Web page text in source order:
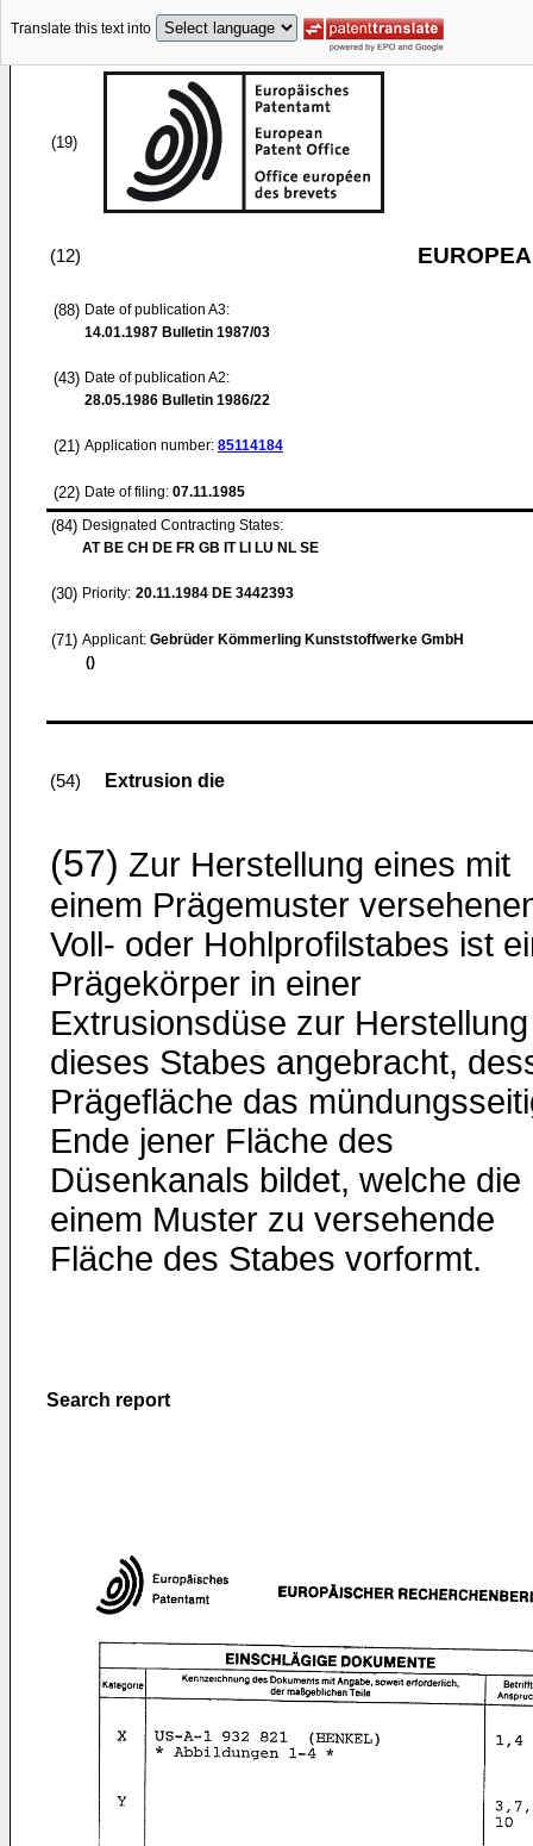
Translate this text into
(19)
(12)
(88) Date of publication A3:
14.01.1987 Bulletin 1987/03
(43) Date of publication A2:
28.05.1986 Bulletin 1986/22
(21) Application number: 85114184
(22) Date of filing: 07.11.1985
(84) Designated Contracting States:
AT BE CH DE FR GB IT LI LU NL SE
(30) Priority: 20.11.1984 DE 3442393
(71) Applicant: Gebrüder Kömmerling Kunststoffwerke GmbH
()
(54) Extrusion die
(57) Zur Herstellung eines mit
einem Prägemuster
Voll- oder Hohlprofilstabes ist
Prägekörper in einer
Extrusionsdüse zur Herstellung
dieses Stabes angebracht,
Prägefläche das
Ende jener Fläche des
Düsenkanals bildet, welche die
einem Muster zu versehende
Fläche des Stabes vorformt.
Search report